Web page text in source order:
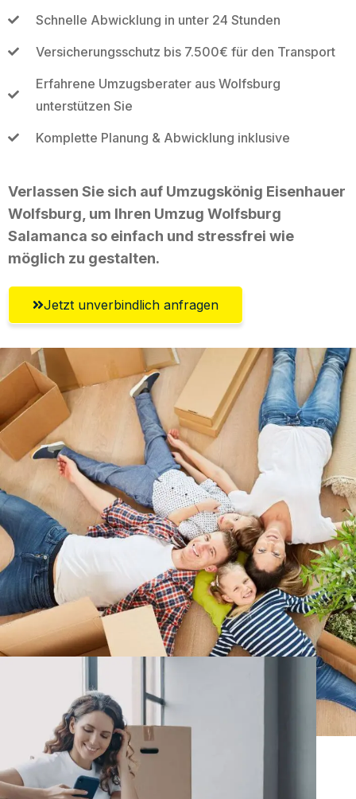
Schnelle Abwicklung in unter 24 Stunden
Versicherungsschutz bis 7.500€ für den Transport
Erfahrene Umzugsberater aus Wolfsburg
unterstützen Sie
Komplette Planung & Abwicklung inklusive
Verlassen Sie sich auf Umzugskönig Eisenhauer
Wolfsburg, um Ihren Umzug Wolfsburg
Salamanca so einfach und stressfrei wie
möglich zu gestalten.
Jetzt unverbindlich anfragen